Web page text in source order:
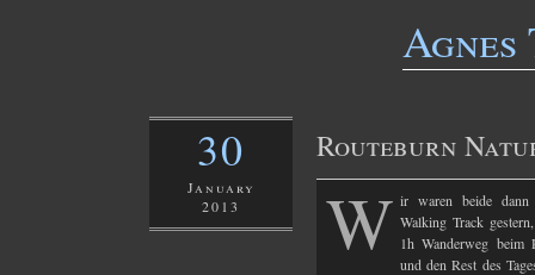
Routeburn
W ir waren beide
Walking Track
1h Wanderweg beim
und den Rest des
30
January
2013